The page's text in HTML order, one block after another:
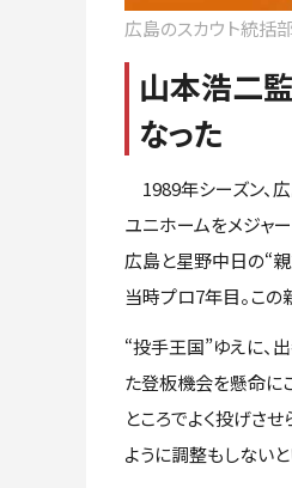
広島のスカウト統括
山本浩二
なった
1989年シーズン、
ユニホームをメジャ
広島と星野中日の“親
当時プロ7年目。この
“投手王国”ゆえに、
た登板機会を懸命に
ところでよく投げさ
ように調整もしない